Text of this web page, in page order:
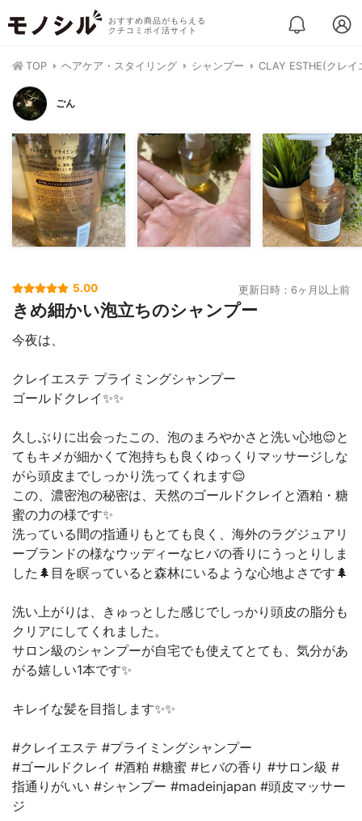
おすすめ商品がもらえる
クチコミポイ活サイト
TOP ヘアケア・スタイリング シャンプー CLAY ESTHE(クレ
ごん
5.00 更新日時：6ヶ月以上前
きめ細かい泡立ちのシャンプー
今夜は、
クレイエステ プライミングシャンプー
ゴールドクレイ✨✨
久しぶりに出会ったこの、泡のまろやかさと洗い心地😌と
てもキメが細かくて泡持ちも良くゆっくりマッサージしな
がら頭皮までしっかり洗ってくれます😌
この、濃密泡の秘密は、天然のゴールドクレイと酒粕・糖
蜜の力の様です✨
洗っている間の指通りもとても良く、海外のラグジュアリ
ーブランドの様なウッディーなヒバの香りにうっとりしま
した🌲目を瞑っていると森林にいるような心地よさです🌲
洗い上がりは、きゅっとした感じでしっかり頭皮の脂分も
クリアにしてくれました。
サロン級のシャンプーが自宅でも使えてとても、気分があ
がる嬉しい1本です✨
キレイな髪を目指します✨✨
#クレイエステ #プライミングシャンプー
#ゴールドクレイ #酒粕 #糖蜜 #ヒバの香り #サロン級 #
指通りがいい #シャンプー #madeinjapan #頭皮マッサー
ジ